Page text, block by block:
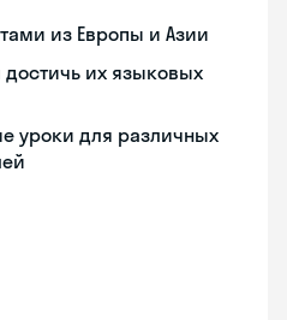
из Европы и Азии
достичь их языковых
уроки для различных